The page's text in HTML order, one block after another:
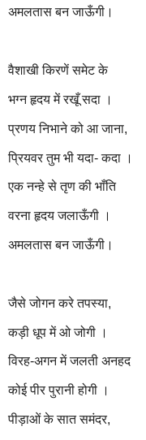
अमलतास बन जाऊँगी।
वैशाखी किरणें समेट के
भग्न हृदय में रखूँ सदा ।
प्रणय निभाने को आ जाना,
प्रियवर तुम भी यदा- कदा ।
एक नन्हे से तृण की भाँति
वरना हृदय जलाऊँगी ।
अमलतास बन जाऊँगी।
जैसे जोगन करे तपस्या,
कड़ी धूप में ओ जोगी ।
विरह-अगन में जलती अनहद
कोई पीर पुरानी होगी ।
पीड़ाओं के सात समंदर,